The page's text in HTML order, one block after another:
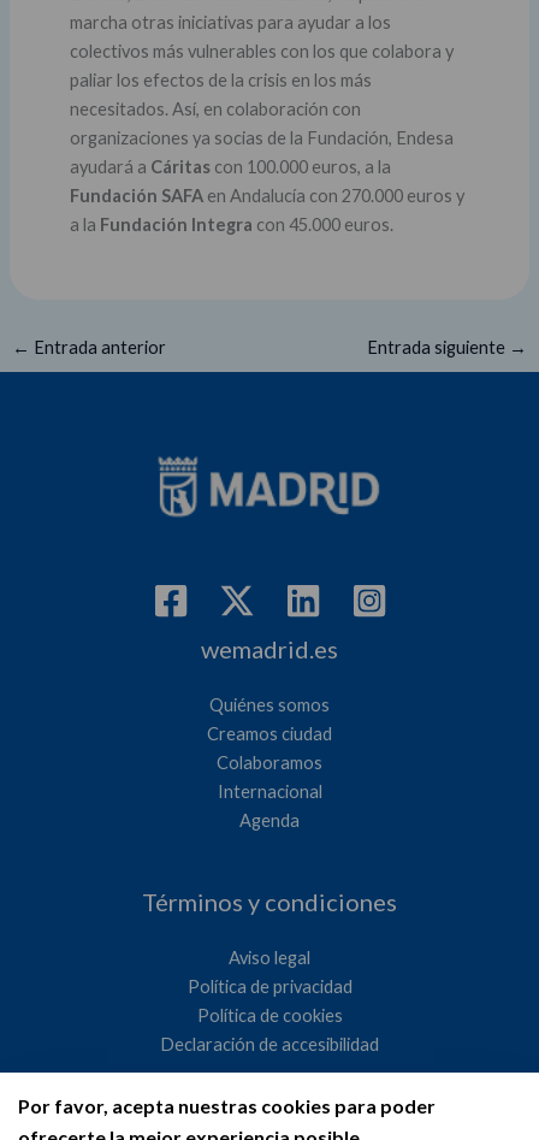
Por favor, acepta nuestras cookies para poder
marcha otras iniciativas para ayudar a los
colectivos más vulnerables con los que colabora y
paliar los efectos de la crisis en los más
necesitados. Así, en colaboración con
organizaciones ya socias de la Fundación, Endesa
ayudará a Cáritascon 100.000 euros, a la
Fundación SAFAen Andalucía con 270.000 euros y
a la Fundación Integra con 45.000 euros.
← Entrada anterior Entrada siguiente →
wemadrid.es
Quiénes somos
Creamos ciudad
Colaboramos
Internacional
Agenda
Términos y condiciones
Aviso legal
Política de privacidad
Política de cookies
Declaración de accesibilidad
Ayuntamiento de Madrid